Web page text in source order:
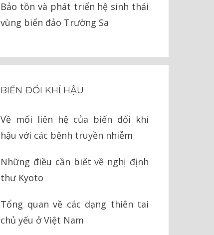
Bảo tồn và phát triển hệ sinh thái
vùng biển đảo Trường Sa
BIẾN ĐỔI KHÍ HẬU
Về mối liên hệ của biến đổi khí
hậu với các bệnh truyền nhiễm
Những điều cần biết về nghị định
thư Kyoto
Tổng quan về các dạng thiên tai
chủ yếu ở Việt Nam